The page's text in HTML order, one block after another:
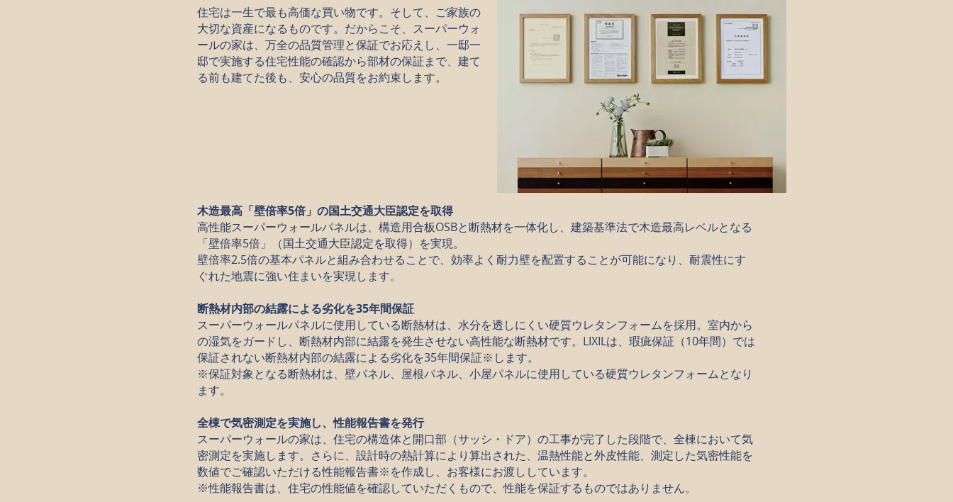
住宅は一生で最も高価な買い物です。そして、ご家族の
大切な資産になるものです。だからこそ、スーパーウォ
ールの家は、万全の品質管理と保証でお応えし、一邸一
邸で実施する住宅性能の確認から部材の保証まで、建て
る前も建てた後も、安心の品質をお約束します。
木造最高「壁倍率5倍」の国土交通大臣認定を取得
高性能スーパーウォールパネルは、構造用合板OSBと断熱材を一体化し、建築基準法で木造最高レベルとなる
「壁倍率5倍」（国土交通大臣認定を取得）を実現。
壁倍率2.5倍の基本パネルと組み合わせることで、効率よく耐力壁を配置することが可能になり、耐震性にす
ぐれた地震に強い住まいを実現します。
断熱材内部の結露による劣化を35年間保証
スーパーウォールパネルに使用している断熱材は、水分を透しにくい硬質ウレタンフォームを採用。室内から
の湿気をガードし、断熱材内部に結露を発生させない高性能な断熱材です。LIXILは、瑕疵保証（10年間）では
保証されない断熱材内部の結露による劣化を35年間保証※します。
※保証対象となる断熱材は、壁パネル、屋根パネル、小屋パネルに使用している硬質ウレタンフォームとなり
ます。
全棟で気密測定を実施し、性能報告書を発行
スーパーウォールの家は、住宅の構造体と開口部（サッシ・ドア）の工事が完了した段階で、全棟において気
密測定を実施します。さらに、設計時の熱計算により算出された、温熱性能と外皮性能、測定した気密性能を
数値でご確認いただける性能報告書※を作成し、お客様にお渡ししています。
※性能報告書は、住宅の性能値を確認していただくもので、性能を保証するものではありません。